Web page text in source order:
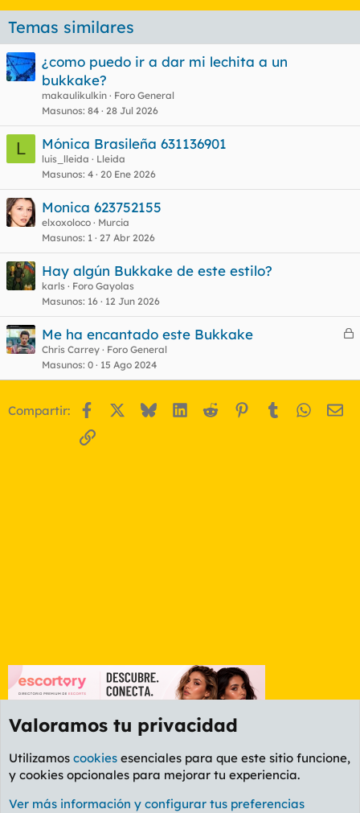
Temas similares
¿como puedo ir a dar mi lechita a un
bukkake?
makaulikulkin
Foro General
Masunos 84 28 Jul 2026
L Mónica Brasileña 631136901
luis_lleida
Lleida
Masunos 4 20 Ene 2026
Monica 623752155
elxoxoloco
Murcia
Masunos 1 27 Abr 2026
Hay algún Bukkake de este estilo?
karls
Foro Gayolas
Masunos 16 12 Jun 2026
C
r
Me ha encantado este Bukkake
Chris Carrey
Foro General
Masunos 0 15 Ago 2024
Compartir: Facebook BlueskyLinkedIn
Reddit Pinterest
Tumblr
Enlace
Foro General
Valoramos tu privacidad
Utilizamos cookies esenciales para que este sitio funcione,
y cookies opcionales para mejorar tu experiencia.
Ver más información y configurar tus preferencias